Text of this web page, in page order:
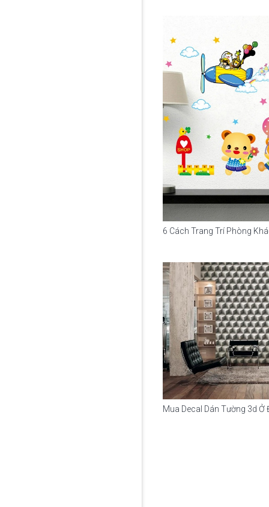
6 Cách Trang Trí Phòng
Mua Decal Dán Tường 3d Ở